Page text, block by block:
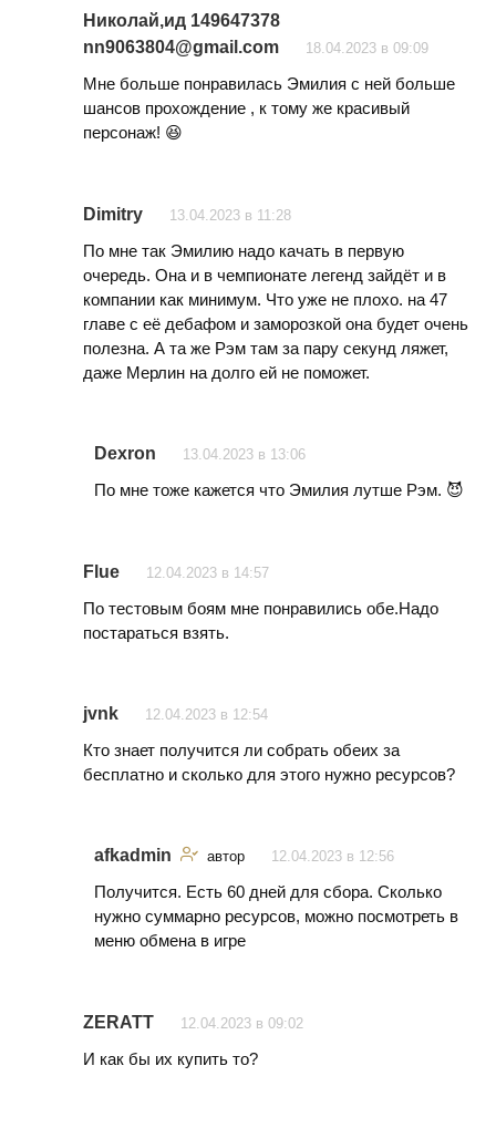
Николай,ид 149647378
nn9063804@gmail.com
18.04.2023 в 09:09
Мне больше понравилась Эмилия с ней больше
шансов прохождение , к тому же красивый
персонаж! 😆
Dimitry 13.04.2023 в 11:28
По мне так Эмилию надо качать в первую
очередь. Она и в чемпионате легенд зайдёт и в
компании как минимум. Что уже не плохо. на 47
главе с её дебафом и заморозкой она будет очень
полезна. А та же Рэм там за пару секунд ляжет,
даже Мерлин на долго ей не поможет.
Dexron 13.04.2023 в 13:06
По мне тоже кажется что Эмилия лутше Рэм. 😈
Flue 12.04.2023 в 14:57
По тестовым боям мне понравились обе.Надо
постараться взять.
jvnk 12.04.2023 в 12:54
Кто знает получится ли собрать обеих за
бесплатно и сколько для этого нужно ресурсов?
afkadmin автор 12.04.2023 в 12:56
Получится. Есть 60 дней для сбора. Сколько
нужно суммарно ресурсов, можно посмотреть в
меню обмена в игре
ZERATT 12.04.2023 в 09:02
И как бы их купить то?